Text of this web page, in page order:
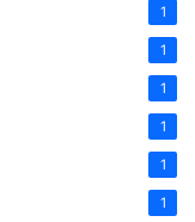
1
1
1
1
1
1